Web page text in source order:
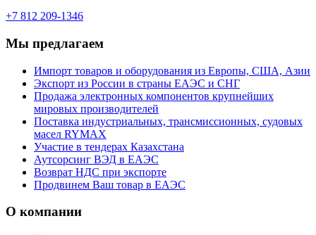
+7 812 209-1346
Мы предлагаем
Импорт товаров и оборудования из Европы, США, Азии
Экспорт из России в страны ЕАЭС и СНГ
Продажа электронных компонентов крупнейших
мировых производителей
Поставка индустриальных, трансмиссионных, судовых
масел RYMAX
Участие в тендерах Казахстана
Аутсорсинг ВЭД в ЕАЭС
Возврат НДС при экспорте
Продвинем Ваш товар в ЕАЭС
О компании